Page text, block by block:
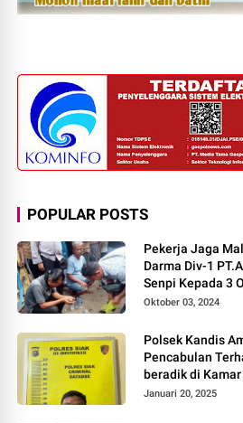
POPULAR POSTS
Pekerja Jaga
Darma Div-1
Senpi Kepada 3
Oktober 03, 2024
Polsek Kandis
Pencabulan Terhadap Dua Anak Kakak-
beradik di
Januari 20, 2025